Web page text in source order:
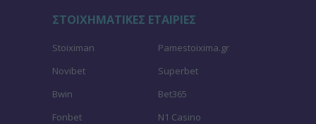
ΣΤΟΙΧΗΜΑΤΙΚΕΣ ΕΤΑΙΡΙΕΣ
Stoiximan
Pamestoixima.gr
Novibet
Superbet
Bwin
Bet365
Fonbet
N1 Casino